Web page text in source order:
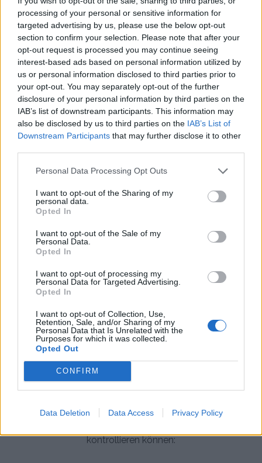
processing of your personal or sensitive information for
targeted advertising by us, please use the below opt-out
section to confirm your selection. Please note that after your
opt-out request is processed you may continue seeing
interest-based ads based on personal information utilized by
us or personal information disclosed to third parties prior to
your opt-out. You may separately opt-out of the further
disclosure of your personal information by third parties on the
IAB’s list of downstream participants. This information may
also be disclosed by us to third parties on the IAB’s List of
Downstream Participants that may further disclose it to other
Personal Data Processing Opt Outs
I want to opt-out of the Sharing of my
personal data.
Opted In
I want to opt-out of the Sale of my
Personal Data.
Opted In
I want to opt-out of processing my
Personal Data for Targeted Advertising.
Opted In
I want to opt-out of Collection, Use,
Retention, Sale, and/or Sharing of my
Personal Data that Is Unrelated with the
Purposes for which it was collected.
Opted Out
CONFIRM
Data Deletion Data Access Privacy Policy
entfernen; wechseln Sie Kleidung nach
Aufenthalten im Freien
HEPA-Luftreiniger einsetzen:Verwenden Sie
hochwertige HEPA-Filter in Schlaf- und
Wohnräumen, um Pollenpartikel aus der Luft zu
entfernen
Allergologen konsultieren:Lassen Sie sich
fachärztlich beraten für individuelle
Therapieoptionen wie Antihistaminika, nasale
Kortikoide oder Immuntherapie
Pollenflug & Pollen Alarm App: Ihre
Funktionen für besseres
Allergiemanagement
Die Pollenflug & Pollen Alarm App bietet umfassende
kontrollieren können: